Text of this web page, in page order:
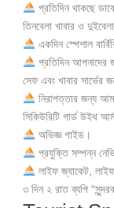
প্রতিদিন থাকছে
তিনবেলা খাবার ও
একদিন স্পেশাল
প্রতিদিন আপনাদের
সেফ এবং খাবার সার্ভের
নিরাপত্তার জন্য
সিকিউরিটি গার্ড উইথ
অভিজ্ঞ গাইড।
প্রযুক্তি সম্পন্ন
লাইফ জ্যাকেট,
৩ দিন ২ রাত ব্যপি